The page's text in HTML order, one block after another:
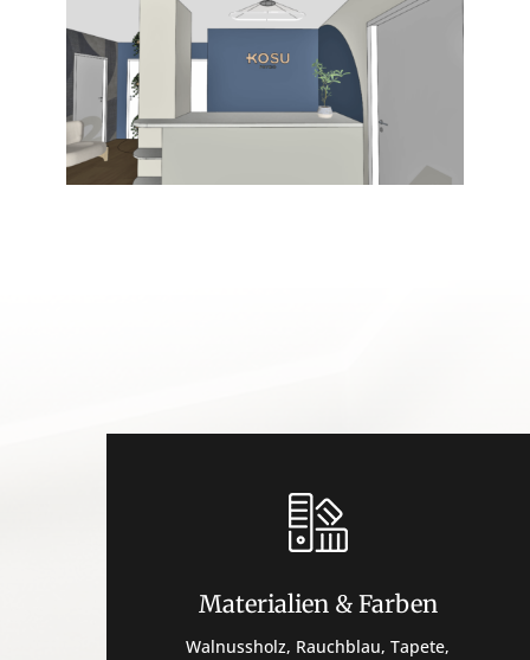
Materialien & Farben
Walnussholz, Rauchblau, Tapete,